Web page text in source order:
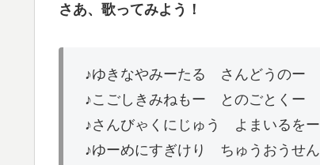
さあ、歌ってみよう！
♪ゆきなやみーたる さんどうのー
♪こごしきみねもー とのごとくー
♪さんびゃくにじゅう よまいるをー
♪ゆーめにすぎけり ちゅうおうせん